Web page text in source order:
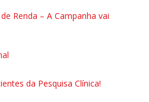
Renda – A Campanha vai
da Pesquisa Clínica!